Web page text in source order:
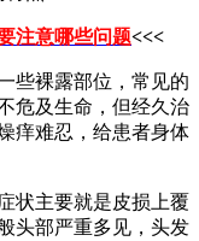
注意哪些问题<<<
些裸露部位，常见的
危及生命，但经久治
痒难忍，给患者身体
状主要就是皮损上覆
头部严重多见，头发